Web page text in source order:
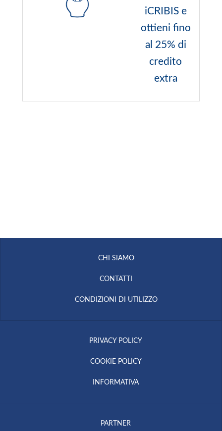
iCRIBIS e
ottieni fino
al 25% di
credito
extra
CHI SIAMO
CONTATTI
CONDIZIONI DI UTILIZZO
PRIVACY POLICY
COOKIE POLICY
INFORMATIVA
PARTNER